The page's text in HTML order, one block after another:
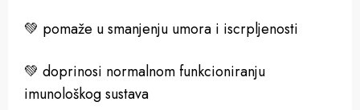
💚 pomaže u smanjenju umora i iscrpljenosti
💚 doprinosi normalnom funkcioniranju
imunološkog sustava